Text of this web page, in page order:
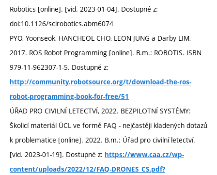
Robotics [online]. [vid. 2023-01-04]. Dostupné z:
doi:10.1126/scirobotics.abm6074
PYO, Yoonseok, HANCHEOL CHO, LEON JUNG a Darby LIM,
2017. ROS Robot Programming [online]. B.m.: ROBOTIS. ISBN
979-11-962307-1-5. Dostupné z:
http://community.robotsource.org/t/download-the-ros-
robot-programming-book-for-free/51
ÚŘAD PRO CIVILNÍ LETECTVÍ, 2022. BEZPILOTNÍ SYSTÉMY:
Školicí materiál ÚCL ve formě FAQ - nejčastěji kladených dotazů
k problematice [online]. 2022. B.m.: Úřad pro civilní letectví.
[vid. 2023-01-19]. Dostupné z: https://www.caa.cz/wp-
content/uploads/2022/12/FAQ-DRONES_CS.pdf?